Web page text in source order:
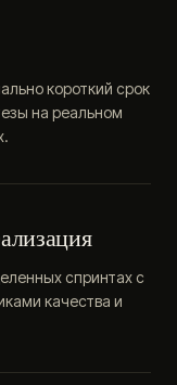
короткий срок
на реальном
спринтах с
качества и